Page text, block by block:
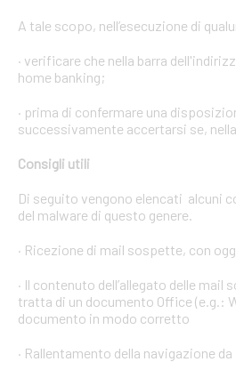
A tale scopo, nell’esecuzione di
· verificare che nella barra
home banking;
· prima di confermare una
successivamente accertarsi se,
Consigli utili
Di seguito vengono elencati alcuni
del malware di questo genere.
· Ricezione di mail sospette, con
· Il contenuto dell’allegato delle
tratta di un documento Office (e.g.:
documento in modo corretto
· Rallentamento della navigazione